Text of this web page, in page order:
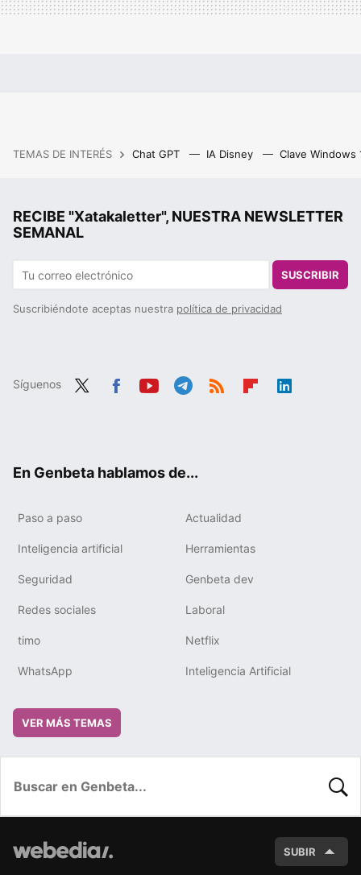
TEMAS DE INTERÉS Chat GPT IA Disney Clave Windows
RECIBE "Xatakaletter", NUESTRA NEWSLETTER
SEMANAL
SUSCRIBIR
Suscribiéndote aceptas nuestra política de privacidad
Síguenos
En Genbeta hablamos de...
Paso a paso Actualidad
Inteligencia artificial Herramientas
Seguridad Genbeta dev
Redes sociales Laboral
timo Netflix
WhatsApp Inteligencia Artificial
VER MÁS TEMAS
SUBIR